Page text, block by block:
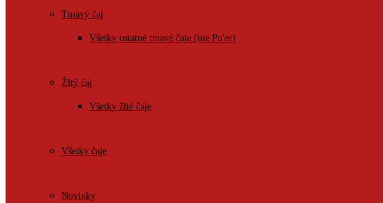
Tmavý čaj
Všetky ostatné tmavé čaje (nie Pu'er)
Žltý čaj
Všetky žlté čaje
Všetky čaje
Novinky